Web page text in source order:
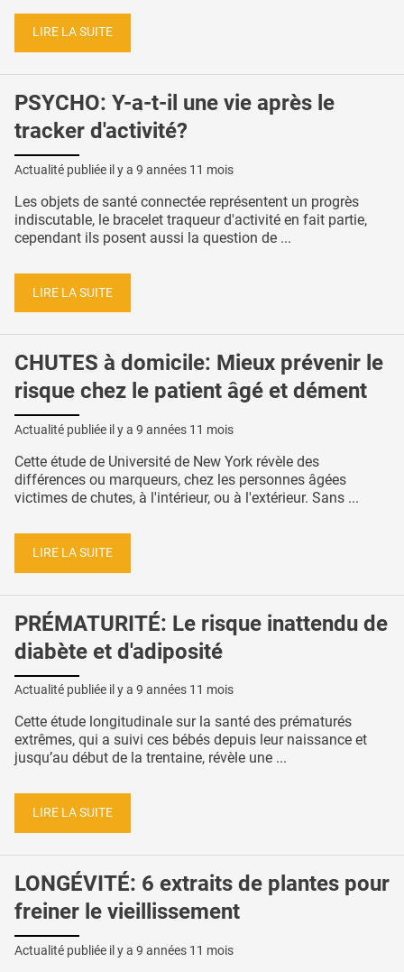
LIRE LA SUITE
PSYCHO: Y-a-t-il une vie après le
tracker d'activité?
Actualité publiée il y a 9 années 11 mois
Les objets de santé connectée représentent un progrès
indiscutable, le bracelet traqueur d'activité en fait partie,
cependant ils posent aussi la question de ...
LIRE LA SUITE
CHUTES à domicile: Mieux prévenir le
risque chez le patient âgé et dément
Actualité publiée il y a 9 années 11 mois
Cette étude de Université de New York révèle des
différences ou marqueurs, chez les personnes âgées
victimes de chutes, à l'intérieur, ou à l'extérieur. Sans ...
LIRE LA SUITE
PRÉMATURITÉ: Le risque inattendu de
diabète et d'adiposité
Actualité publiée il y a 9 années 11 mois
Cette étude longitudinale sur la santé des prématurés
extrêmes, qui a suivi ces bébés depuis leur naissance et
jusqu’au début de la trentaine, révèle une ...
LIRE LA SUITE
LONGÉVITÉ: 6 extraits de plantes pour
freiner le vieillissement
Actualité publiée il y a 9 années 11 mois